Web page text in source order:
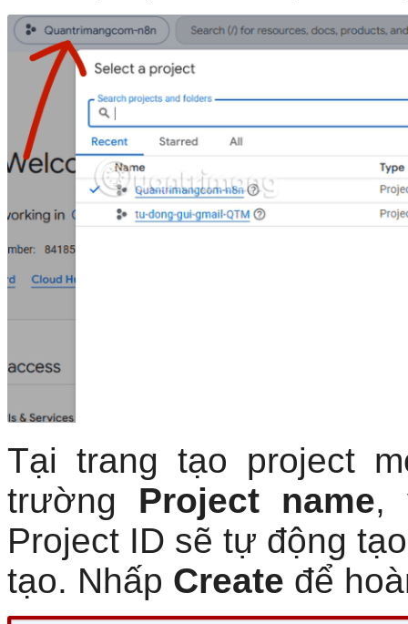
Tại trang tạo project
trường Project name,
Project ID sẽ tự động
tạo. Nhấp Create để